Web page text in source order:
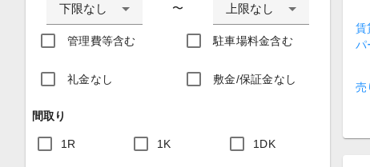
下限なし 〜 上限なし
管理費等含む 駐車場料金含む
礼金なし 敷金/保証金なし
間取り
1R 1K 1DK
賃
パ
売